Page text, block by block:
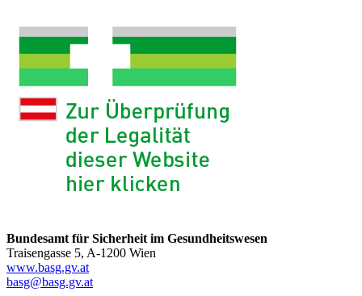
Bundesamt für Sicherheit im Gesundheitswesen
Traisengasse 5, A-1200 Wien
www.basg.gv.at
basg@basg.gv.at